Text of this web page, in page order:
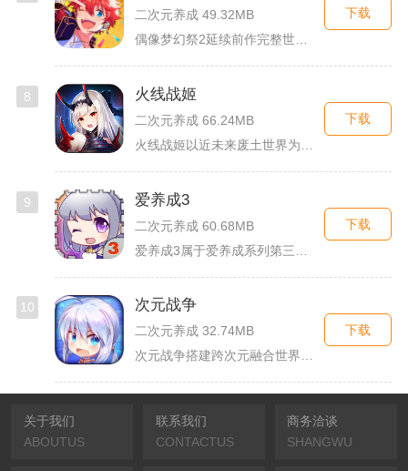
二次元养成 49.32MB
下载
8 火线战姬
二次元养成 66.24MB
下载
9 爱养成3
二次元养成 60.68MB
下载
10 次元战争
二次元养成 32.74MB
次元战争搭建跨次元融合世界观，玩家作为次元调停者穿梭破碎平行...
下载
关于我们
ABOUTUS
联系我们
CONTACTUS
商务洽谈
SHANGWU